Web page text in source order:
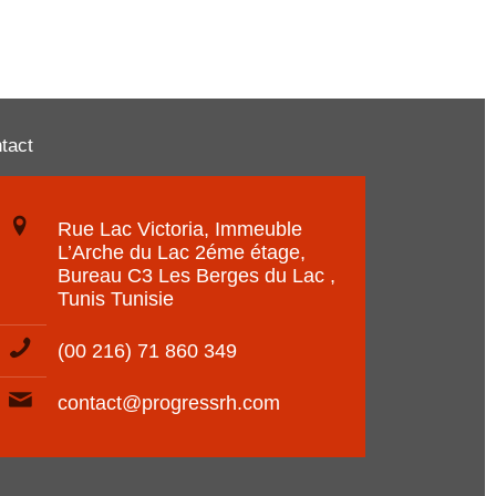
Rue Lac Victoria, Immeuble
L’Arche du Lac 2éme étage,
Bureau C3 Les Berges du Lac ,
Tunis Tunisie
(00 216) 71 860 349
contact@progressrh.com